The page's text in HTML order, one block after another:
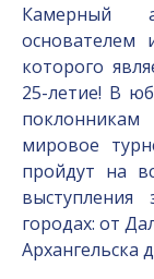
Камерный
основателем
которого
25-летие! В
мировое
пройдут на
городах: от
Архангельска